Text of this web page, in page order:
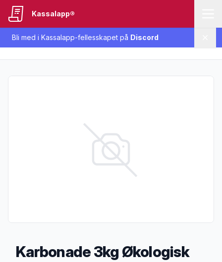
Bli med i Kassalapp-fellesskapet på Discord
Kassalapp®
Karbonade 3kg Økologisk